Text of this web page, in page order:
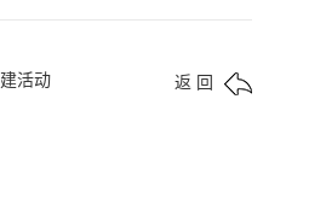
返 回
活动